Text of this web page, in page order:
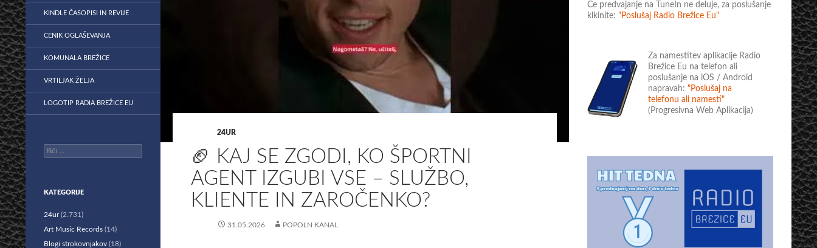
24UR
🏈 KAJ SE ZGODI, KO ŠPORTNI
AGENT IZGUBI VSE – SLUŽBO,
KLIENTE IN ZAROČENKO?
31.05.2026 POPOLN KANAL
Če predvajanje na TuneIn ne deluje, za poslušanje
klkinite: "Poslušaj Radio Brežice Eu"
Za namestitev aplikacije Radio
Brežice Eu na telefon ali
poslušanje na iOS / Android
napravah: "Poslušaj na
telefonu ali namesti"
(Progresivna Web Aplikacija)
KINDLE ČASOPISI IN REVIJE
CENIK OGLAŠEVANJA
KOMUNALA BREŽICE
VRTILJAK ŽELJA
LOGOTIP RADIA BREŽICE EU
Išči:
KATEGORIJE
24ur(2.731)
Art Music Records (14)
Blogi strokovnjakov (18)